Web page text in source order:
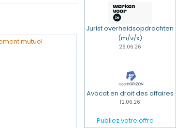
Jurist overheidsopdrachten
(m/v/x)
26.06.26
Avocat en droit des affaires
12.06.26
Publiez votre offre
mutuel